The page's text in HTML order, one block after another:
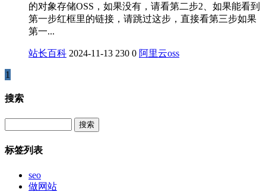
的对象存储OSS，如果没有，请看第二步2、如果能看到
第一步红框里的链接，请跳过这步，直接看第三步如果
第一...
站长百科 2024-11-13 230 0 阿里云oss
1
搜索
标签列表
seo
做网站